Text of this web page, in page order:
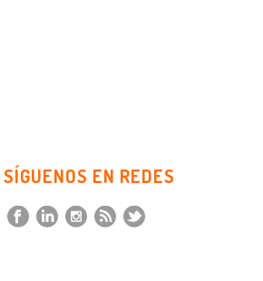
SÍGUENOS EN REDES